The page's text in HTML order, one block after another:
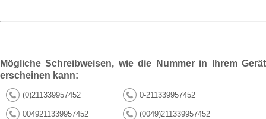
Mögliche Schreibweisen, wie die Nummer in Ihrem Gerät
erscheinen kann:
(0)211339957452 0-211339957452
0049211339957452 (0049)211339957452